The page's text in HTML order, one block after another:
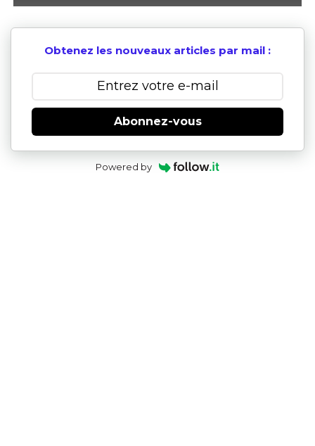
Obtenez les nouveaux articles par mail :
Abonnez-vous
Powered by